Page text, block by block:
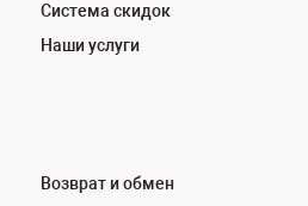
Система скидок
Наши услуги
Возврат и обмен